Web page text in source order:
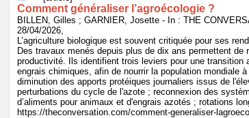
Comment généraliser l’agroécologie ?
BILLEN, Gilles ; GARNIER, Josette - In : THE
28/04/2026,
L’agriculture biologique est souvent critiquée pour ses
Des travaux menés depuis plus de dix ans permettent de
productivité. Ils identifient trois leviers pour une
engrais chimiques, afin de nourrir la population mondiale
diminution des apports protéiques journaliers issus de
perturbations du cycle de l'azote ; reconnexion des
d’aliments pour animaux et d'engrais azotés ; rotations
https://theconversation.com/comment-generaliser-